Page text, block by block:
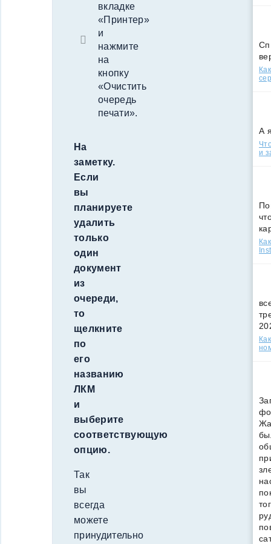
вкладке
«Принтер»
и
нажмите
на
кнопку
«Очистить
очередь
печати».
На
заметку.
Если
вы
планируете
удалить
только
один
документ
из
очереди,
то
щелкните
по
его
названию
ЛКМ
и
выберите
соответствующую
опцию.
Так
вы
всегда
можете
принудительно
А
и